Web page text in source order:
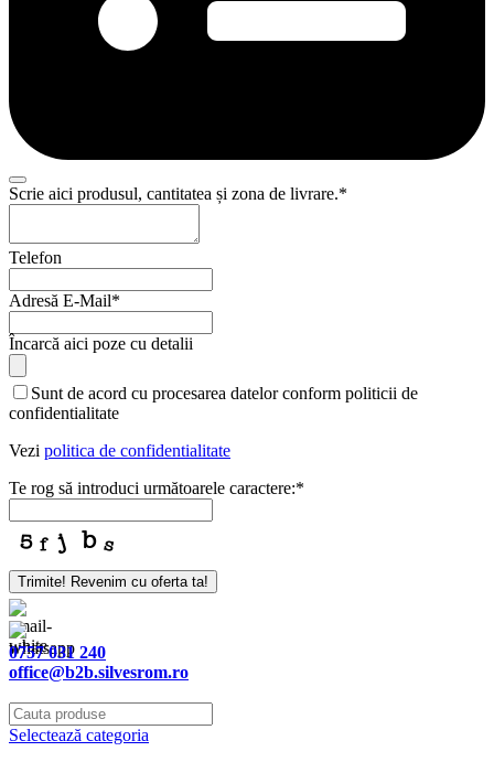
Scrie aici produsul, cantitatea și zona de livrare.*
Telefon
Adresă E-Mail*
Email
Address
Încarcă aici poze cu detalii
Sunt de acord cu procesarea datelor conform politicii de
confidentialitate
Vezi politica de confidentialitate
Te rog să introduci următoarele caractere:*
Trimite! Revenim cu oferta ta!
0757 031 240
office@b2b.silvesrom.ro
Selectează categoria